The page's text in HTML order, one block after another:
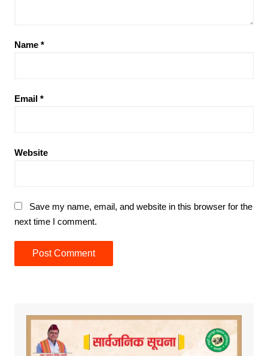
Name *
Email *
Website
Save my name, email, and website in this browser for the
next time I comment.